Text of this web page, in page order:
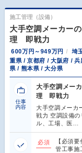
施工管理（設備）
大手空調メーカー
理 即戦力
600万円～949万円
埼
重県 / 京都府 / 大阪府 /
県 / 熊本県 / 大分県
仕事
内容
大手空調メー
理 即戦力
大手空調メー
戦力 空調設備
ル、工場、医…
必須
【必須
管工事施